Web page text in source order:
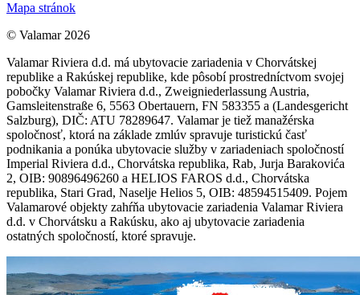
Mapa stránok
© Valamar 2026
Valamar Riviera d.d. má ubytovacie zariadenia v Chorvátskej
republike a Rakúskej republike, kde pôsobí prostredníctvom svojej
pobočky Valamar Riviera d.d., Zweigniederlassung Austria,
Gamsleitenstraße 6, 5563 Obertauern, FN 583355 a (Landesgericht
Salzburg), DIČ: ATU 78289647. Valamar je tiež manažérska
spoločnosť, ktorá na základe zmlúv spravuje turistickú časť
podnikania a ponúka ubytovacie služby v zariadeniach spoločností
Imperial Riviera d.d., Chorvátska republika, Rab, Jurja Barakovića
2, OIB: 90896496260 a HELIOS FAROS d.d., Chorvátska
republika, Stari Grad, Naselje Helios 5, OIB: 48594515409. Pojem
Valamarové objekty zahŕňa ubytovacie zariadenia Valamar Riviera
d.d. v Chorvátsku a Rakúsku, ako aj ubytovacie zariadenia
ostatných spoločností, ktoré spravuje.